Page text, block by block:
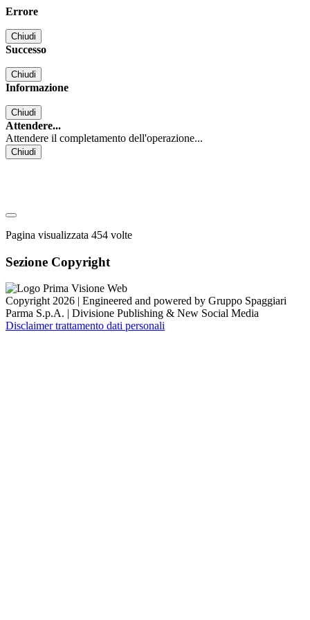
Errore
Chiudi
Successo
Chiudi
Informazione
Chiudi
Attendere...
Attendere il completamento dell'operazione...
Chiudi
Pagina visualizzata 454 volte
Sezione Copyright
Copyright 2026 | Engineered and powered by Gruppo Spaggiari
Parma S.p.A. | Divisione Publishing & New Social Media
Disclaimer trattamento dati personali